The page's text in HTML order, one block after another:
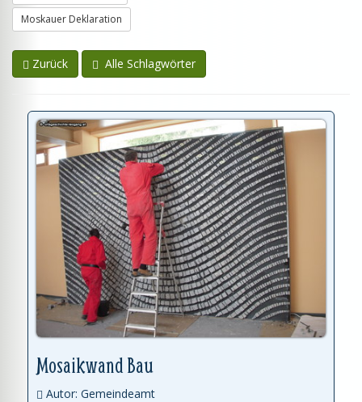
Moskauer Deklaration
Zurück Alle Schlagwörter
Mosaikwand Bau
Autor: Gemeindeamt